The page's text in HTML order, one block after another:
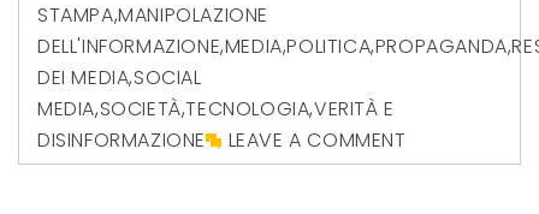
STAMPA,MANIPOLAZIONE
DELL'INFORMAZIONE,MEDIA,POLITICA,PROPAGANDA,
DEI MEDIA,SOCIAL
MEDIA,SOCIETÀ,TECNOLOGIA,VERITÀ E
DISINFORMAZIONE
LEAVE A COMMENT